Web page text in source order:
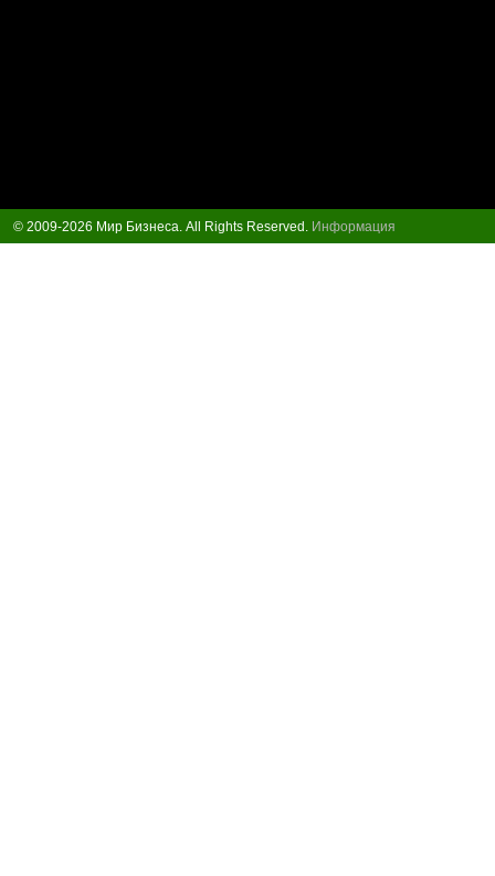
© 2009-2026 Мир Бизнеса. All Rights Reserved. Информация